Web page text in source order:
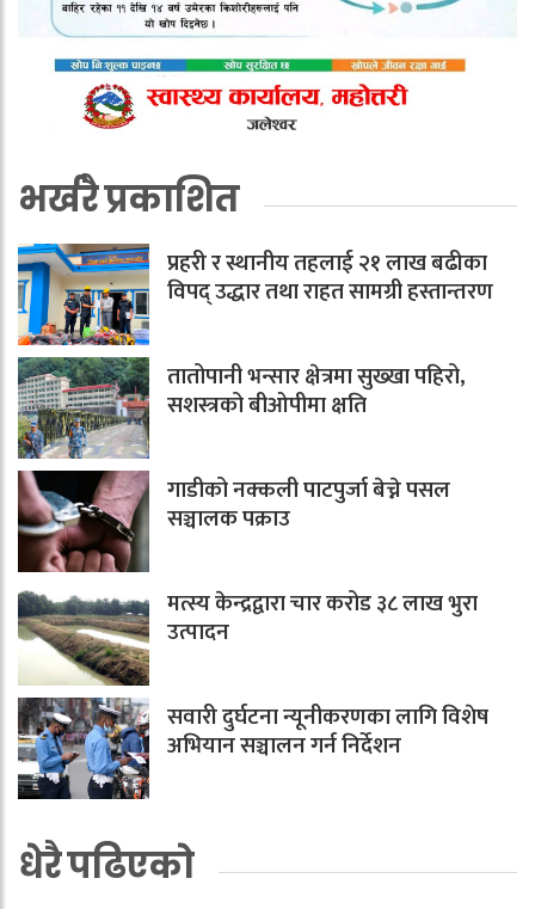
भर्खरै प्रकाशित
प्रहरी र स्थानीय तहलाई २१ लाख बढीका
विपद् उद्धार तथा राहत सामग्री हस्तान्तरण
तातोपानी भन्सार क्षेत्रमा सुख्खा पहिरो,
सशस्त्रको बीओपीमा क्षति
गाडीको नक्कली पाटपुर्जा बेच्ने पसल
सञ्चालक पक्राउ
मत्स्य केन्द्रद्वारा चार करोड ३८ लाख भुरा
उत्पादन
सवारी दुर्घटना न्यूनीकरणका लागि विशेष
अभियान सञ्चालन गर्न निर्देशन
धेरै पढिएको